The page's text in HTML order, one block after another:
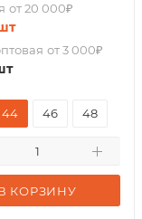
от 20 000₽
от 3 000₽
КОРЗИНУ
44 46 48